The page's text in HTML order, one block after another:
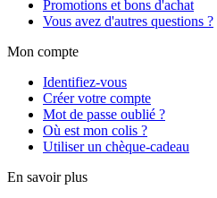
Promotions et bons d'achat
Vous avez d'autres questions ?
Mon compte
Identifiez-vous
Créer votre compte
Mot de passe oublié ?
Où est mon colis ?
Utiliser un chèque-cadeau
En savoir plus